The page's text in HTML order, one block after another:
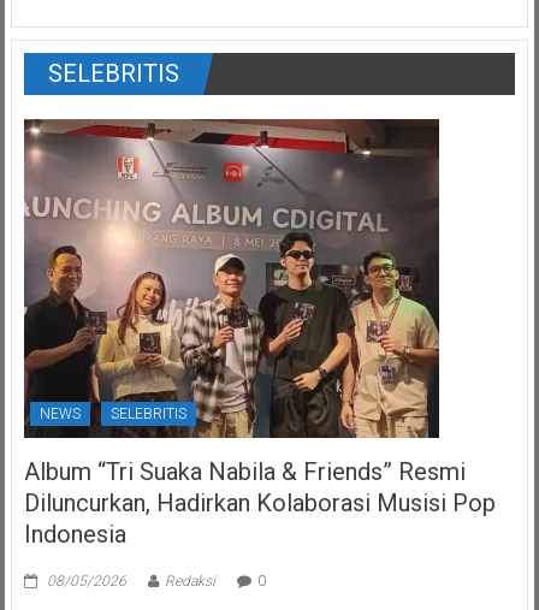
SELEBRITIS
NEWS SELEBRITIS
Album “Tri Suaka Nabila & Friends” Resmi
Diluncurkan, Hadirkan Kolaborasi Musisi Pop
Indonesia
08/05/2026 Redaksi 0